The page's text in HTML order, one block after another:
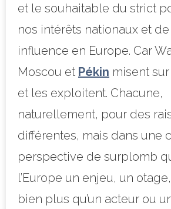
et le souhaitable du strict
nos intérêts nationaux et
influence en Europe. Car
Moscou et Pékin misent
et les exploitent. Chacune,
naturellement, pour des
différentes, mais dans une
perspective de surplomb
l’Europe un enjeu, un
bien plus qu’un acteur ou